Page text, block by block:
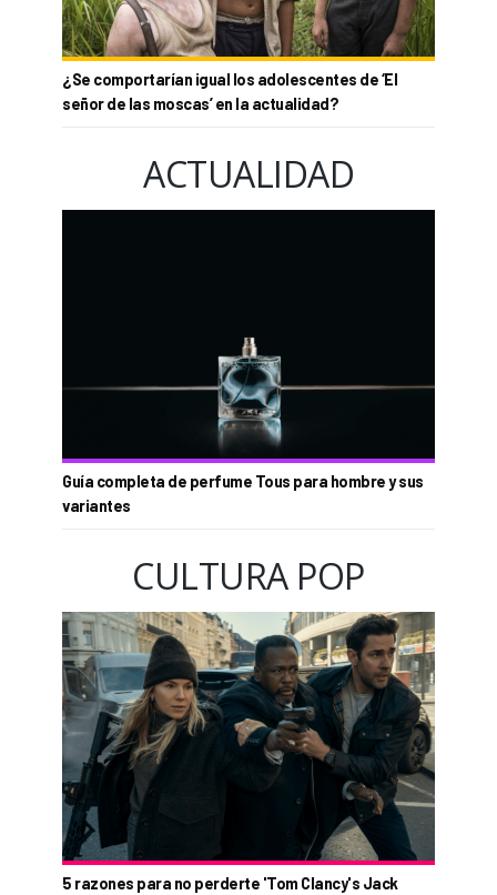
¿Se comportarían igual los adolescentes de ‘El
señor de las moscas’ en la actualidad?
ACTUALIDAD
Guía completa de perfume Tous para hombre y sus
variantes
CULTURA POP
5 razones para no perderte 'Tom Clancy's Jack